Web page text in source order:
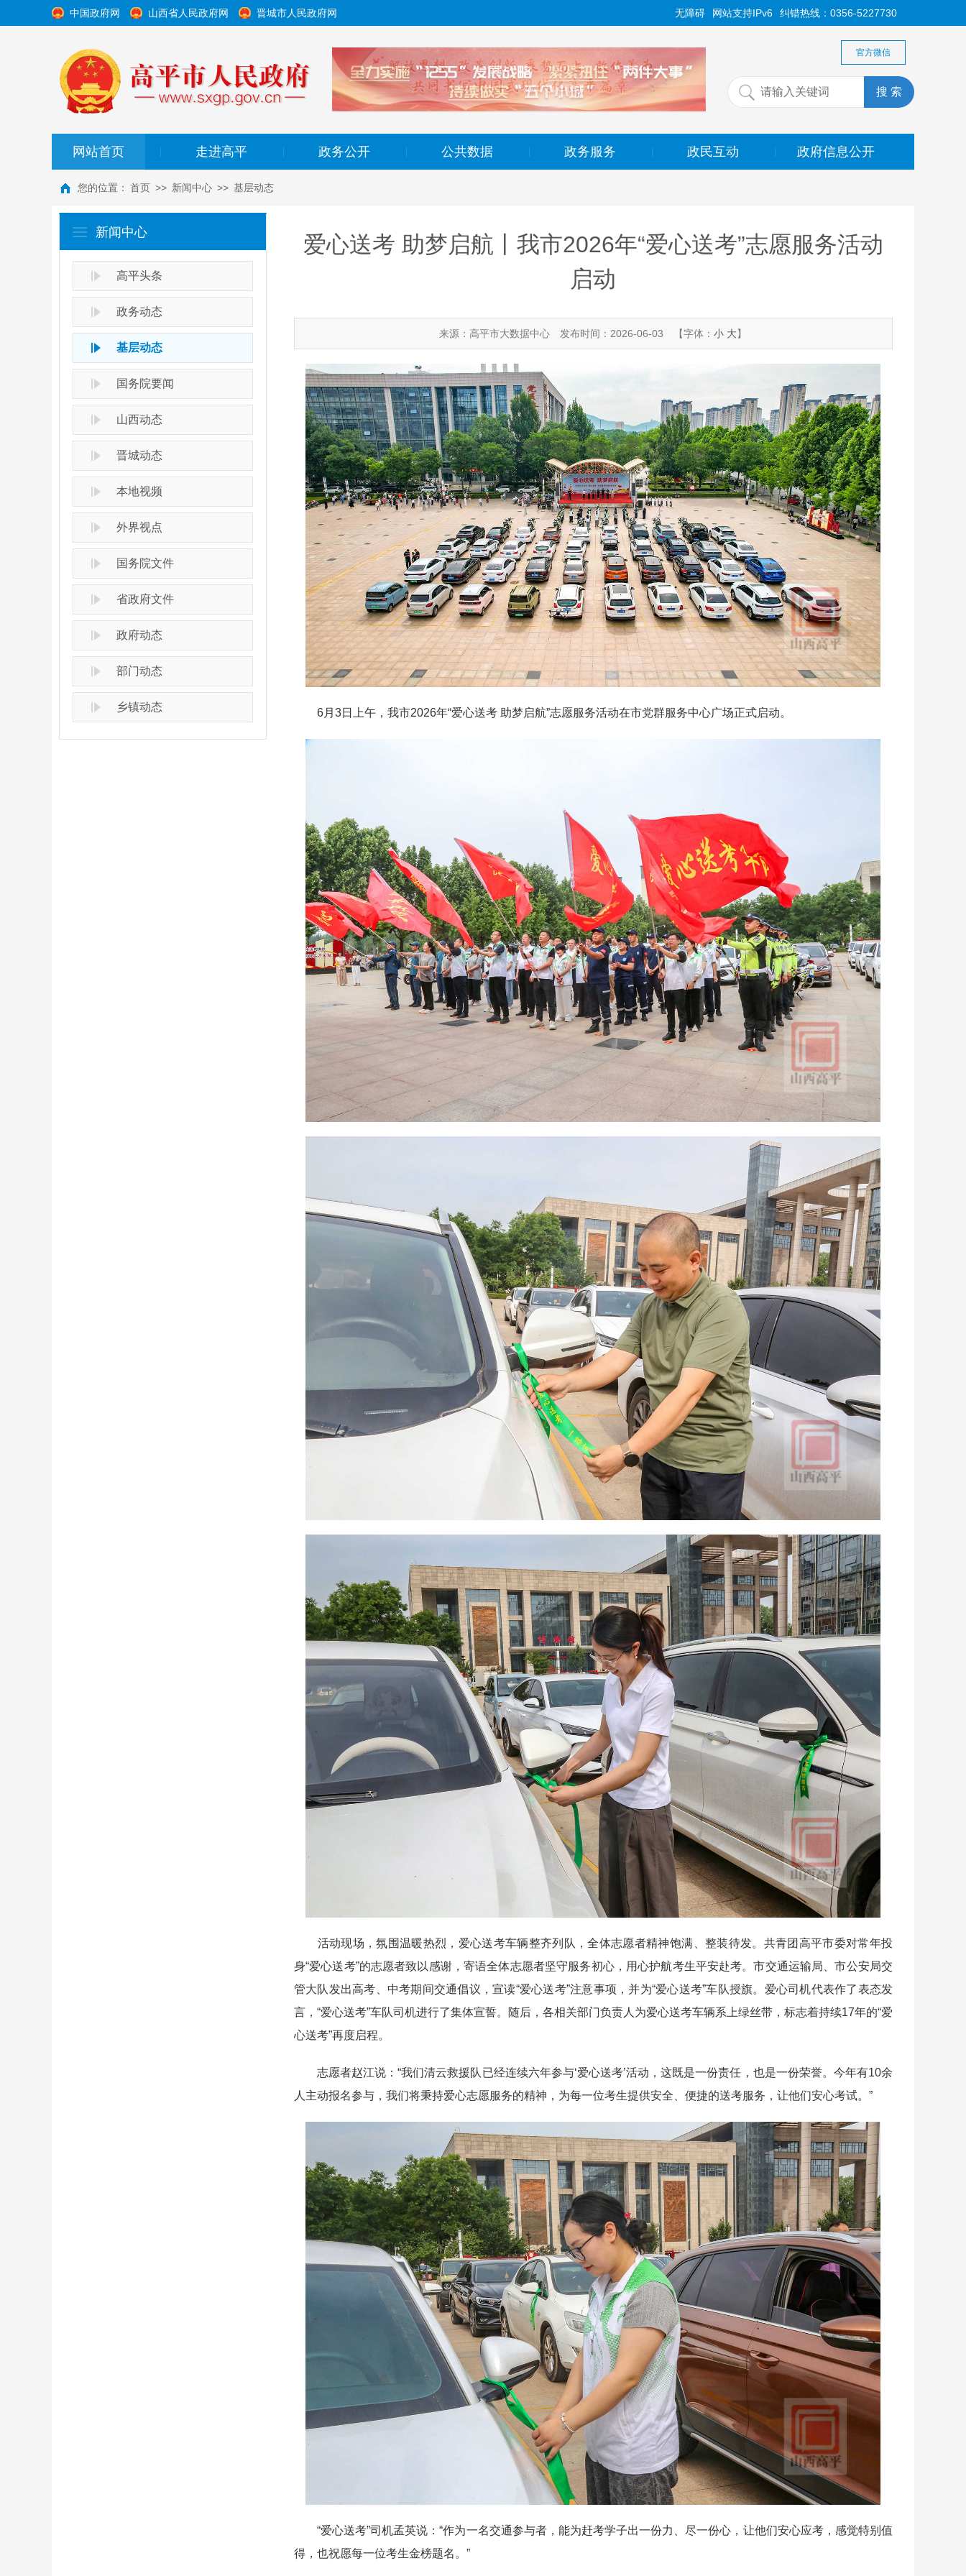
中国政府网 山西省人民政府网 晋城市人民政府网 纠错热线：0356-5227730
网站支持IPv6
无障碍
官方微信
网站首页 走进高平 政务公开 公共数据 政务服务 政民互动 政府信息公开
您的位置： 首页 >> 新闻中心 >> 基层动态
新闻中心
高平头条
政务动态
基层动态
国务院要闻
山西动态
晋城动态
本地视频
外界视点
国务院文件
省政府文件
政府动态
部门动态
乡镇动态
爱心送考 助梦启航丨我市2026年“爱心送考”志愿服务活动
启动
来源：高平市大数据中心 发布时间：2026-06-03 【字体：小 大】
6月3日上午，我市2026年“爱心送考 助梦启航”志愿服务活动在市党群服务中心广场正式启动。
活动现场，氛围温暖热烈，爱心送考车辆整齐列队，全体志愿者精神饱满、整装待发。共青团高平市委对常年投
身“爱心送考”的志愿者致以感谢，寄语全体志愿者坚守服务初心，用心护航考生平安赴考。市交通运输局、市公安局交
管大队发出高考、中考期间交通倡议，宣读“爱心送考”注意事项，并为“爱心送考”车队授旗。爱心司机代表作了表态发
言，“爱心送考”车队司机进行了集体宣誓。随后，各相关部门负责人为爱心送考车辆系上绿丝带，标志着持续17年的“爱
心送考”再度启程。
志愿者赵江说：“我们清云救援队已经连续六年参与‘爱心送考’活动，这既是一份责任，也是一份荣誉。今年有10余
人主动报名参与，我们将秉持爱心志愿服务的精神，为每一位考生提供安全、便捷的送考服务，让他们安心考试。”
“爱心送考”司机孟英说：“作为一名交通参与者，能为赶考学子出一份力、尽一份心，让他们安心应考，感觉特别值
得，也祝愿每一位考生金榜题名。”